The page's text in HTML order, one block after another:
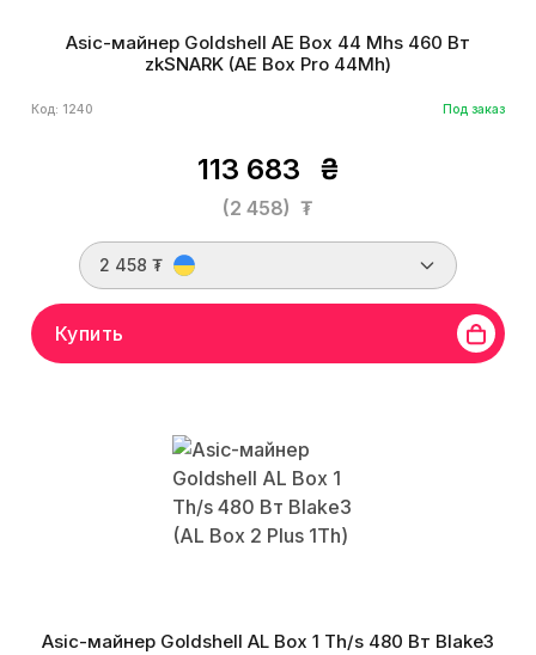
Asic-майнер Goldshell AE Box 44 Mhs 460 Вт
zkSNARK (AE Box Pro 44Mh)
Код: 1240 Под заказ
113 683 ₴
(2 458) ₮
2 458 ₮
Купить
Asic-майнер Goldshell AL Box 1 Th/s 480 Вт Blake3